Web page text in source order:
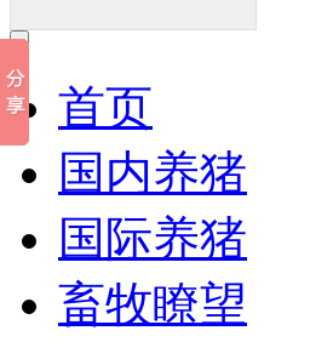
首页
国内养猪
国际养猪
畜牧瞭望